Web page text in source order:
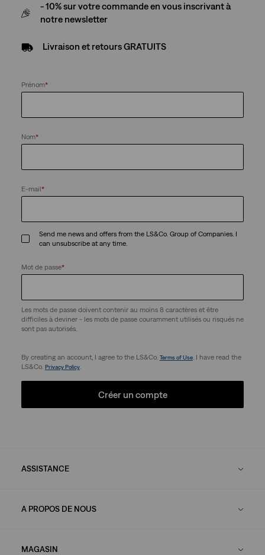
- 10% sur votre commande en vous inscrivant à
notre newsletter
Livraison et retours GRATUITS
Prénom*
Nom*
E-mail*
Send me news and offers from the LS&Co. Group of Companies. I
can unsubscribe at any time.
Mot de passe*
Les mots de passe doivent contenir au moins 8 caractères et être
difficiles à deviner - les mots de passe couramment utilisés ou risqués ne
sont pas autorisés.
By creating an account, I agree to the LS&Co. Terms of Use. I have read the
LS&Co. Privacy Policy.
Créer un compte
ASSISTANCE
A PROPOS DE NOUS
MAGASIN